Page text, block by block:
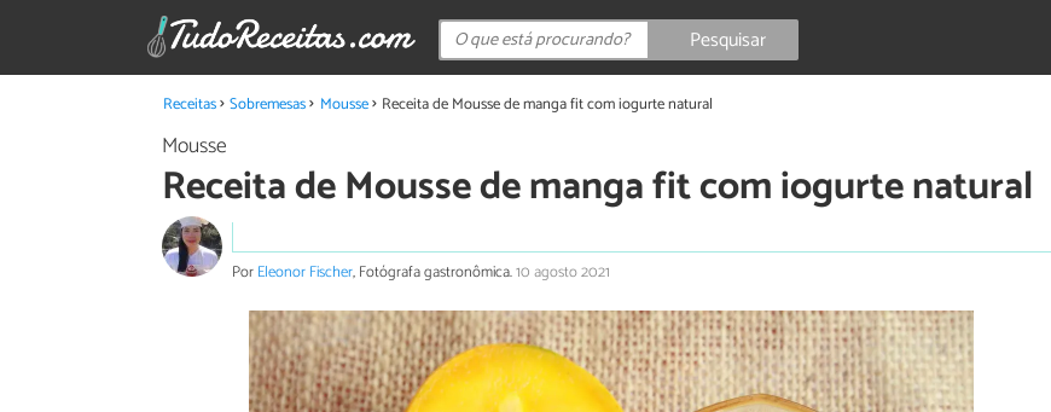
Pesquisar
Receitas Sobremesas Mousse Receita de Mousse de manga fit com iogurte natural
Mousse
Receita de Mousse de manga fit com iogurte natural
PorEleonor Fischer, Fotógrafa gastronômica.10 agosto 2021